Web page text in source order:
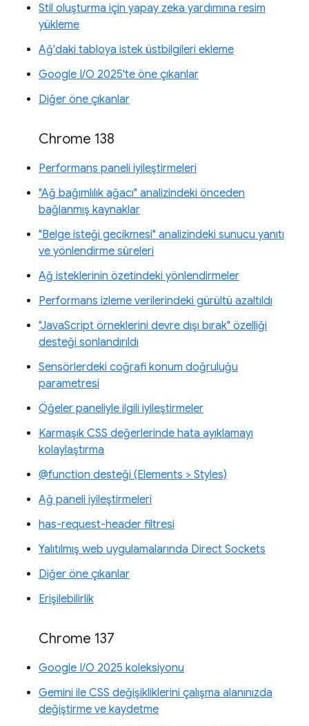
Stil oluşturma için yapay zeka yardımına resim
yükleme
Ağ'daki tabloya istek üstbilgileri ekleme
Google I/O 2025'te öne çıkanlar
Diğer öne çıkanlar
Chrome 138
Performans paneli iyileştirmeleri
"Ağ bağımlılık ağacı" analizindeki önceden
bağlanmış kaynaklar
"Belge isteği gecikmesi" analizindeki sunucu yanıtı
ve yönlendirme süreleri
Ağ isteklerinin özetindeki yönlendirmeler
Performans izleme verilerindeki gürültü azaltıldı
"JavaScript örneklerini devre dışı bırak" özelliği
desteği sonlandırıldı
Sensörlerdeki coğrafi konum doğruluğu
parametresi
Öğeler paneliyle ilgili iyileştirmeler
Karmaşık CSS değerlerinde hata ayıklamayı
kolaylaştırma
@function desteği (Elements > Styles)
Ağ paneli iyileştirmeleri
has-request-header filtresi
Yalıtılmış web uygulamalarında Direct Sockets
Diğer öne çıkanlar
Erişilebilirlik
Chrome 137
Google I/O 2025 koleksiyonu
Gemini ile CSS değişikliklerini çalışma alanınızda
değiştirme ve kaydetme